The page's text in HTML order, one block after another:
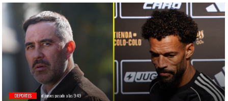
DEPORTES el jueves pasado a las 9:49